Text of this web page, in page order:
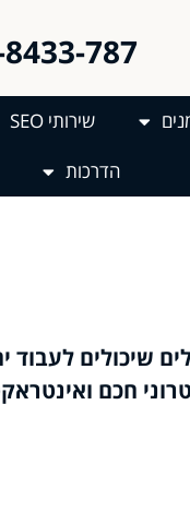
787
שירותי SEO
הדרכות
שיכולים לעבוד
חכם